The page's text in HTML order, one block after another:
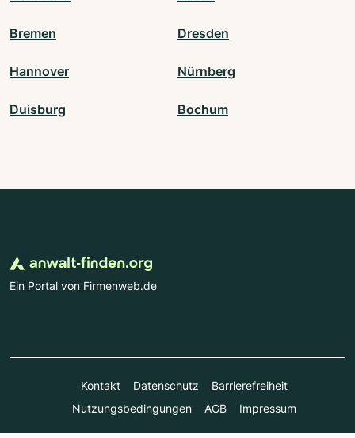
Bremen Dresden
Hannover Nürnberg
Duisburg Bochum
Ein Portal von Firmenweb.de
Kontakt Datenschutz
Barrierefreiheit
Nutzungsbedingungen
AGB Impressum